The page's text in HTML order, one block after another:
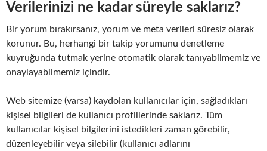
Verilerinizi ne kadar süreyle saklarız?
Bir yorum bırakırsanız, yorum ve meta verileri süresiz olarak
korunur. Bu, herhangi bir takip yorumunu denetleme
kuyruğunda tutmak yerine otomatik olarak tanıyabilmemiz ve
onaylayabilmemiz içindir.
Web sitemize (varsa) kaydolan kullanıcılar için, sağladıkları
kişisel bilgileri de kullanıcı profillerinde saklarız. Tüm
kullanıcılar kişisel bilgilerini istedikleri zaman görebilir,
düzenleyebilir veya silebilir (kullanıcı adlarını